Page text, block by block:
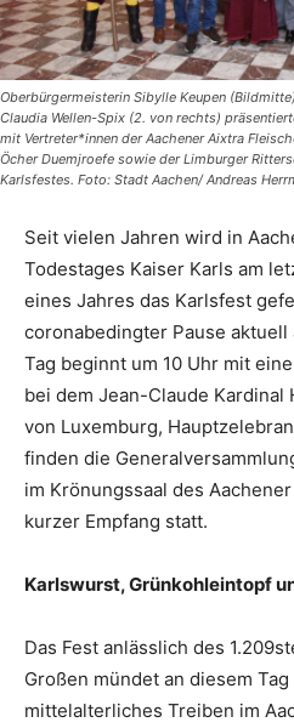
Oberbürgermeisterin Sibylle Keupen
Claudia Wellen-Spix (2. von rechts)
mit Vertreter*innen der Aachener Aixtra
Öcher Duemjroefe sowie der Limburger
Karlsfestes. Foto: Stadt Aachen/ Andreas
Seit vielen Jahren wird in
Todestages Kaiser Karls am
eines Jahres das Karlsfest
coronabedingter Pause
Tag beginnt um 10 Uhr mit
bei dem Jean-Claude Kardinal
von Luxemburg,
finden die
im Krönungssaal des
kurzer Empfang statt.
Karlswurst, Grünkohleintopf
Das Fest anlässlich des
Großen mündet an diesem
mittelalterliches Treiben im